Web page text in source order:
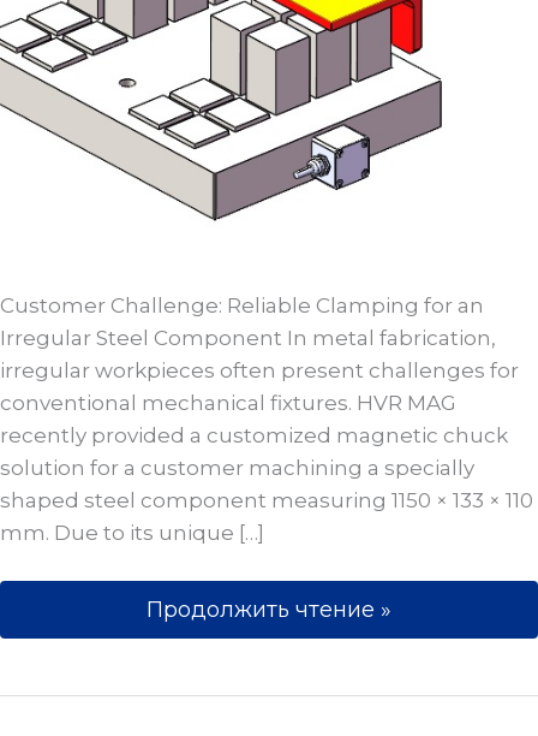
Customer Challenge: Reliable Clamping for an
Irregular Steel Component In metal fabrication,
irregular workpieces often present challenges for
conventional mechanical fixtures. HVR MAG
recently provided a customized magnetic chuck
solution for a customer machining a specially
shaped steel component measuring 1150 × 133 × 110
mm. Due to its unique […]
Продолжить чтение »